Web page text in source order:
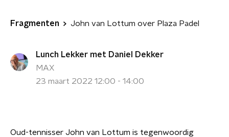
Fragmenten John van Lottum over Plaza Padel
Lunch Lekker met Daniel Dekker
MAX
23 maart 2022 12:00 - 14:00
Oud-tennisser John van Lottum is tegenwoordig